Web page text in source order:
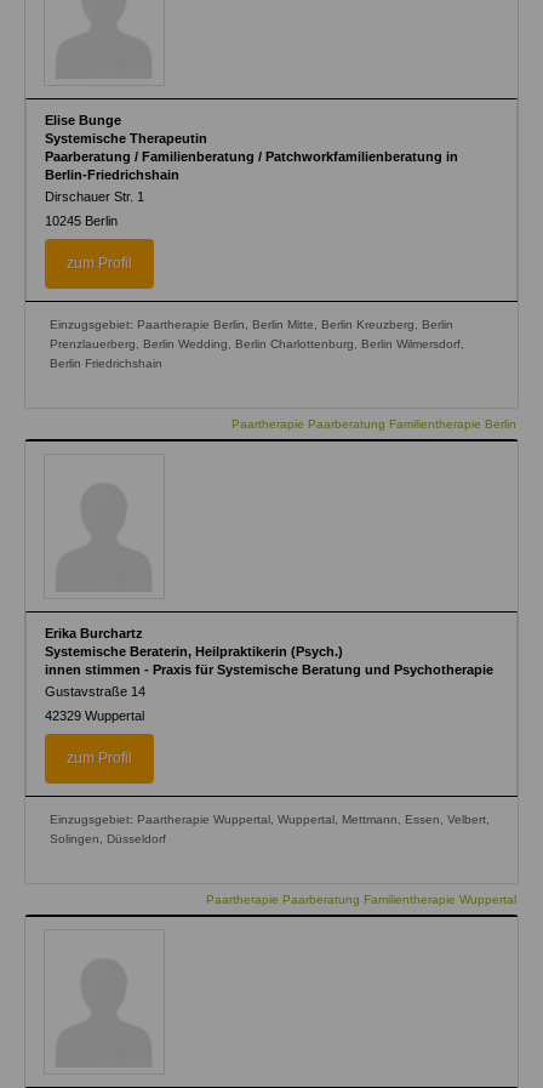
Elise Bunge
Systemische Therapeutin
Paarberatung / Familienberatung / Patchworkfamilienberatung in
Berlin-Friedrichshain
Dirschauer Str. 1
10245 Berlin
zum Profil
Einzugsgebiet: Paartherapie Berlin, Berlin Mitte, Berlin Kreuzberg, Berlin
Prenzlauerberg, Berlin Wedding, Berlin Charlottenburg, Berlin Wilmersdorf,
Berlin Friedrichshain
Paartherapie Paarberatung Familientherapie Berlin
Erika Burchartz
Systemische Beraterin, Heilpraktikerin (Psych.)
innen stimmen - Praxis für Systemische Beratung und Psychotherapie
Gustavstraße 14
42329 Wuppertal
zum Profil
Einzugsgebiet: Paartherapie Wuppertal, Wuppertal, Mettmann, Essen, Velbert,
Solingen, Düsseldorf
Paartherapie Paarberatung Familientherapie Wuppertal